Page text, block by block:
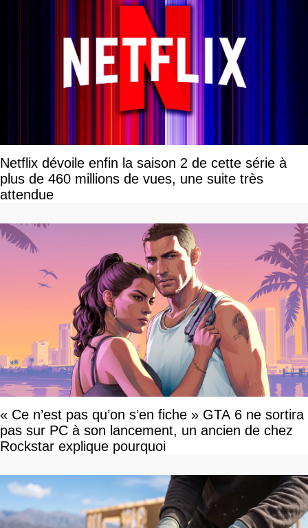
Netflix dévoile enfin la saison 2 de cette série à
plus de 460 millions de vues, une suite très
attendue
« Ce n’est pas qu’on s’en fiche » GTA 6 ne sortira
pas sur PC à son lancement, un ancien de chez
Rockstar explique pourquoi